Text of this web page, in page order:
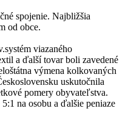
spojenie. Najbližšia
od obce.
viazaného
a ďalší tovar boli zavedené
výmena kolkovaných
uskutočnila
pomery obyvateľstva.
na osobu a ďalšie peniaze